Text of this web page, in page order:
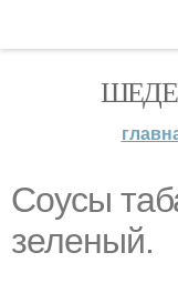
Соусы
зеленый.